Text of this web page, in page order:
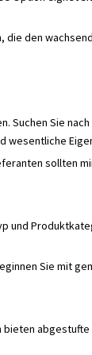
den
Suchen Sie
sollten
und
Sie mit